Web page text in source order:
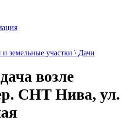
земельные участки \ Дачи
возле
СНТ Нива, ул.